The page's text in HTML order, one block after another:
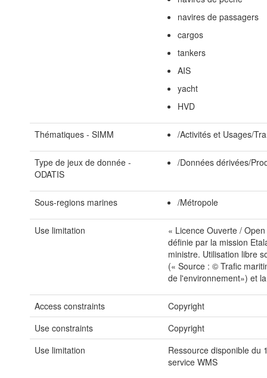
navires de passagers
cargos
tankers
AIS
yacht
HVD
Thématiques - SIMM /Activités et Usages/
Type de jeux de donnée -
ODATIS
/Données dérivées/
Sous-regions marines /Métropole
Use limitation
« Licence Ouverte /
définie par la mission
ministre. Utilisation libre
(« Source : © Trafic
de l'environnement») et
Access constraints
Copyright
Use constraints
Copyright
Use limitation
Ressource disponible du
service WMS